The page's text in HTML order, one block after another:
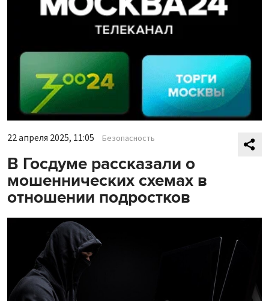
22 апреля 2025, 11:05 Безопасность
В Госдуме рассказали о
мошеннических схемах в
отношении подростков